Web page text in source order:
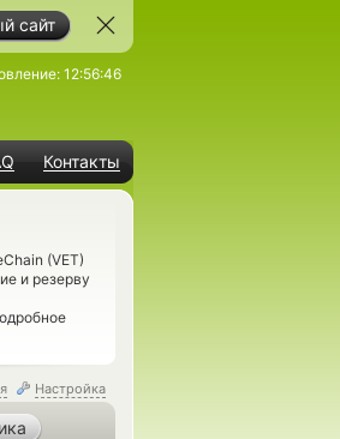
сайт
Контакты
12:56:46
(VET)
и резерву
Настройка